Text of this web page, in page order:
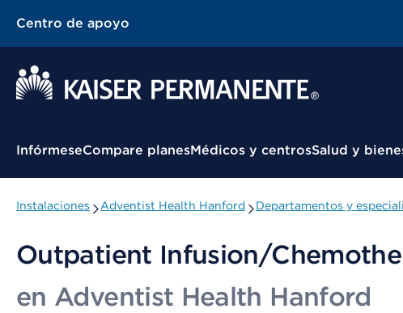
Centro de apoyo
Menú contextual
InfórmeseCompare planesMédicos y centrosSalud y
Instalaciones Adventist Health Hanford Departamentos y
Outpatient Infusion/
en Adventist Health Hanford